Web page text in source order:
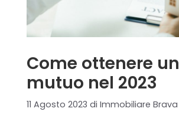
Come ottenere un
mutuo nel 2023
11 Agosto 2023 di Immobiliare Brava